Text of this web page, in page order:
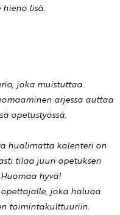
hieno lisä.
joka muistuttaa
arjessa auttaa
opetustyössä.
huolimatta kalenteri on
tilaa juuri opetuksen
hyvä!
joka haluaa
toimintakulttuuriin.